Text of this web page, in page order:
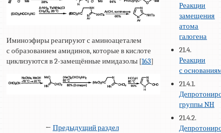
Иминоэфиры реагируют с аминоацеталем
с образованием амидинов, которые в кислоте
циклизуются в 2-замещённые имидазолы [163]
← Предыдущий раздел
Реакции
замещения
атома
галогена
21.4.
Реакции
с
21.4.1.
группы NH
21.4.2.